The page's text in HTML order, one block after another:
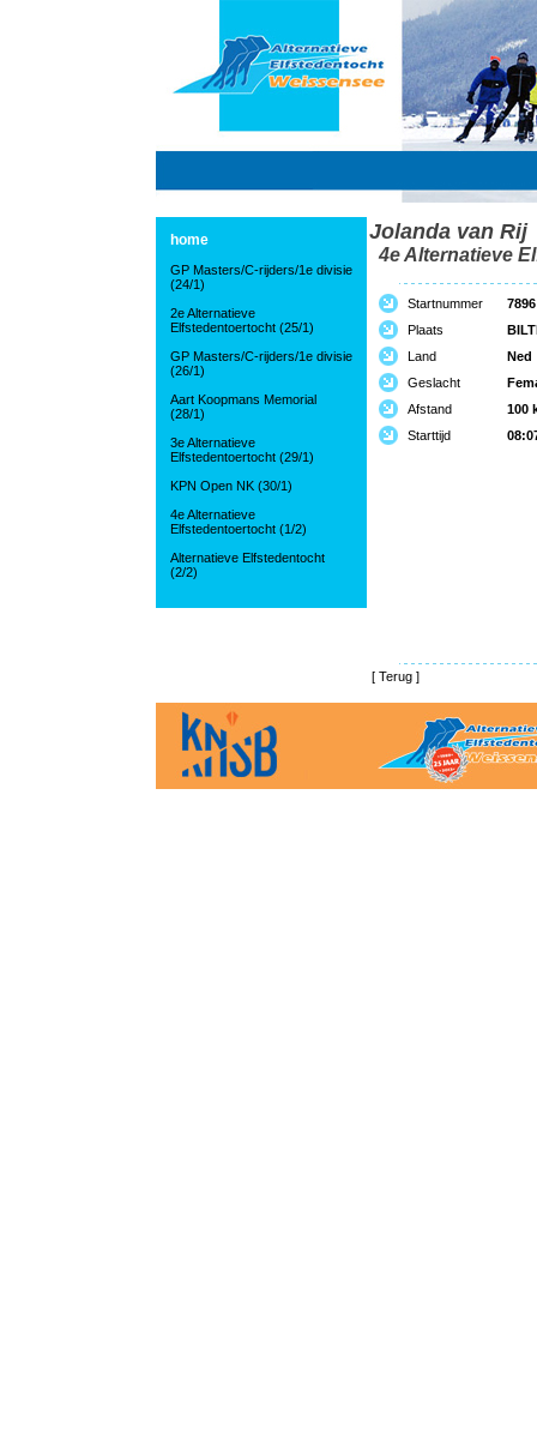
home
GP Masters/C-rijders/1e divisie
(24/1)
2e Alternatieve
Elfstedentoertocht (25/1)
GP Masters/C-rijders/1e divisie
(26/1)
Aart Koopmans Memorial
(28/1)
3e Alternatieve
Elfstedentoertocht (29/1)
KPN Open NK (30/1)
4e Alternatieve
Elfstedentoertocht (1/2)
Alternatieve Elfstedentocht
(2/2)
Jolanda van Rij
4e Alternatieve
Startnummer
7896
Plaats
Land
Ned
Geslacht
Afstand
100
Starttijd
[ Terug ]